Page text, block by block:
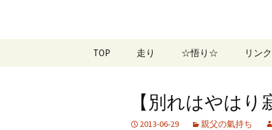
TOP 走り
試合
☆悟り☆ リンク
【別れはやは
2013-06-29 親父の氣持ち